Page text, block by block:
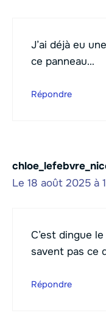
J’ai déjà eu
ce panneau…
Répondre
Le 18 août 2025 à
C’est dingue
savent pas ce
Répondre